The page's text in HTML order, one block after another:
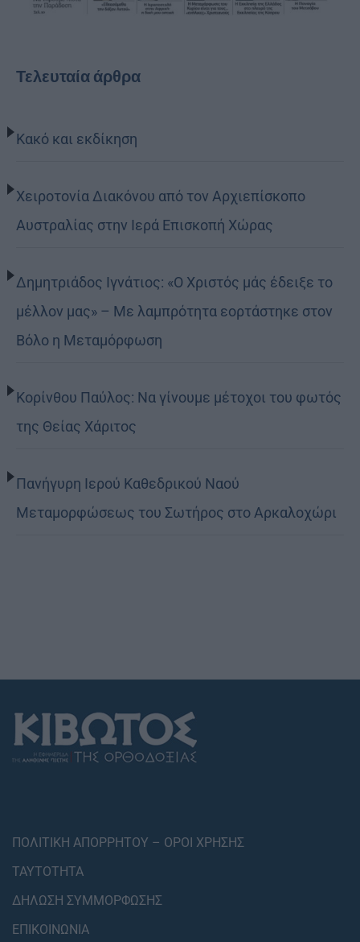
Τελευταία άρθρα
Κακό και εκδίκηση
Χειροτονία Διακόνου από τον Αρχιεπίσκοπο
Αυστραλίας στην Ιερά Επισκοπή Χώρας
Δημητριάδος Ιγνάτιος: «Ο Χριστός μάς έδειξε το
μέλλον μας» – Με λαμπρότητα εορτάστηκε στον
Βόλο η Μεταμόρφωση
Κορίνθου Παύλος: Να γίνουμε μέτοχοι του φωτός
της Θείας Χάριτος
Πανήγυρη Ιερού Καθεδρικού Ναού
Μεταμορφώσεως του Σωτήρος στο Αρκαλοχώρι
ΠΟΛΙΤΙΚΗ ΑΠΟΡΡΗΤΟΥ – ΟΡΟΙ ΧΡΗΣΗΣ
ΤΑΥΤΟΤΗΤΑ
ΔΗΛΩΣΗ ΣΥΜΜΟΡΦΩΣΗΣ
ΕΠΙΚΟΙΝΩΝΙΑ